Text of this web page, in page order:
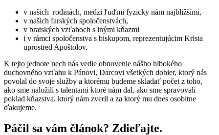
v našich rodinách, medzi ľuďmi fyzicky nám najbližšími,
v našich farských spoločenstvách,
v bratských vzťahoch s inými kňazmi
i v rámci spoločenstva s biskupom, reprezentujúcim Krista
uprostred Apoštolov.
K tejto jednote nech nás vedie obnovenie nášho hlbokého
duchovného vzťahu k Pánovi, Darcovi všetkých dobier, ktorý nás
povolal do svoje služby a ktorému budeme skladať počet z toho,
ako sme naložili s talentami ktoré nám dal, ako sme spravovali
poklad kňazstva, ktorý nám zveril a za ktorý mu dnes osobitne
ďakujeme.
Páčil sa vám článok? Zdieľajte.